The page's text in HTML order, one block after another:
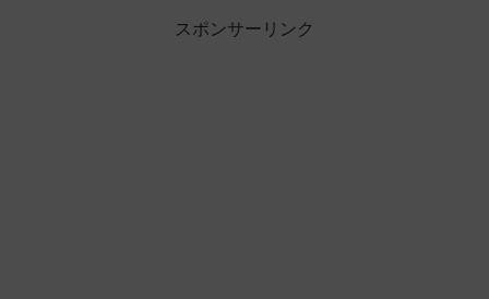
スポンサーリンク